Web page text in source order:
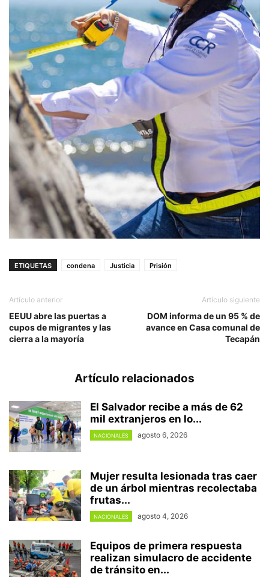
ETIQUETAS condena Justicia Prisión
Artículo anterior
EEUU abre las puertas a
cupos de migrantes y las
cierra a la mayoría
Artículo siguiente
DOM informa de un 95 % de
avance en Casa comunal de
Tecapán
Artículo relacionados
El Salvador recibe a más de 62
mil extranjeros en lo...
NACIONALES agosto 6, 2026
Mujer resulta lesionada tras caer
de un árbol mientras recolectaba
frutas...
NACIONALES agosto 4, 2026
Equipos de primera respuesta
realizan simulacro de accidente
de tránsito en...